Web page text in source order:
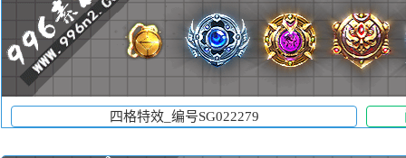
四格特效_编号SG022279